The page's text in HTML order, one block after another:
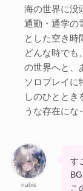
海の世界に没
通勤・通学の
とした空き時
どんな時でも
の世界へと、
ソロプレイに
しのひととき
うな存在にな
nabis
す
こ